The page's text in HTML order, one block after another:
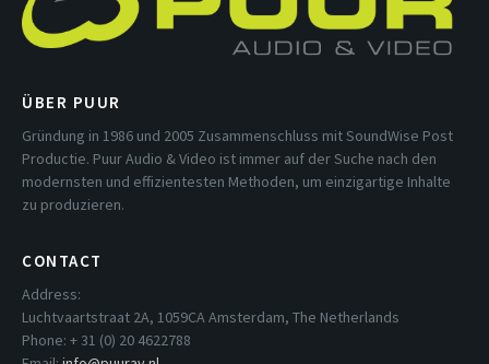
ÜBER PUUR
Gründung in 1986 und 2005 Zusammenschluss mit SoundWise Post
Productie. Puur Audio & Video ist immer auf der Suche nach den
modernsten und effizientesten Methoden, um einzigartige Inhalte
zu produzieren.
CONTACT
Address:
Luchtvaartstraat 2A, 1059CA Amsterdam, The Netherlands
Phone: + 31 (0) 20 4622788